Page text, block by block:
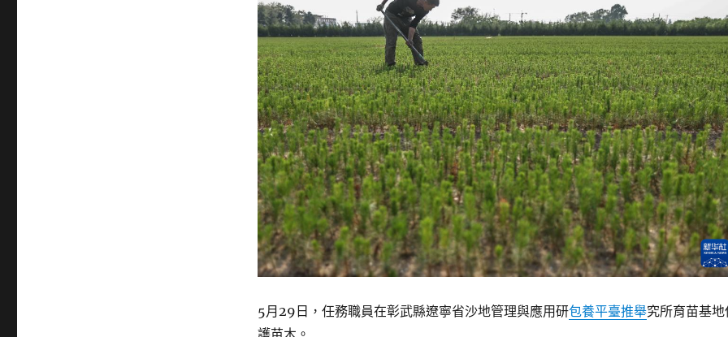
5月29日，任務職員在彰武縣遼寧省沙地管理與應用研包養平臺推舉究所育苗基地
護苗木。